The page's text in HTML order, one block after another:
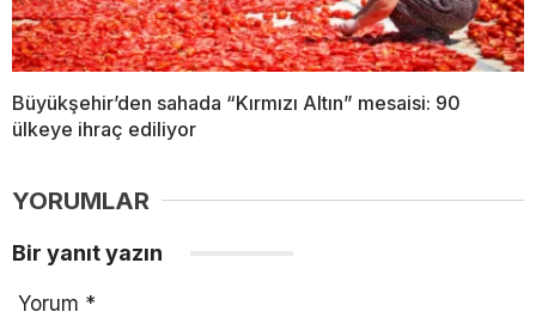
Büyükşehir’den sahada “Kırmızı Altın” mesaisi: 90
ülkeye ihraç ediliyor
YORUMLAR
Bir yanıt yazın
Yorum *